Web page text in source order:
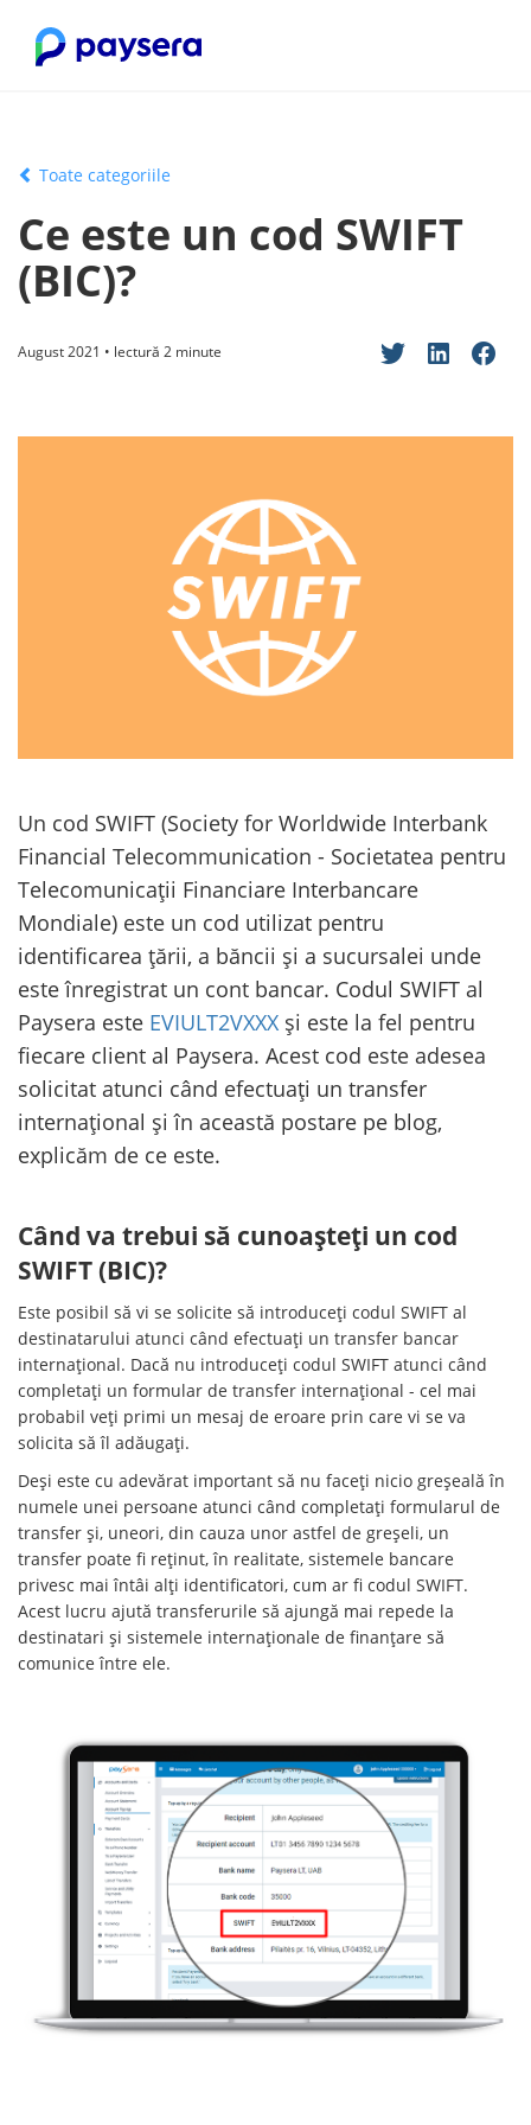
Toate categoriile
Ce este un cod SWIFT
(BIC)?
August 2021 • lectură 2 minute
Un cod SWIFT (Society for Worldwide Interbank
Financial Telecommunication - Societatea pentru
Telecomunicații Financiare Interbancare
Mondiale) este un cod utilizat pentru
identificarea țării, a băncii și a sucursalei unde
este înregistrat un cont bancar. Codul SWIFT al
Paysera este EVIULT2VXXX și este la fel pentru
fiecare client al Paysera. Acest cod este adesea
solicitat atunci când efectuați un transfer
internațional și în această postare pe blog,
explicăm de ce este.
Când va trebui să cunoașteți un cod
SWIFT (BIC)?
Este posibil să vi se solicite să introduceți codul SWIFT al
destinatarului atunci când efectuați un transfer bancar
internațional. Dacă nu introduceți codul SWIFT atunci când
completați un formular de transfer internațional - cel mai
probabil veți primi un mesaj de eroare prin care vi se va
solicita să îl adăugați.
Deși este cu adevărat important să nu faceți nicio greșeală în
numele unei persoane atunci când completați formularul de
transfer și, uneori, din cauza unor astfel de greșeli, un
transfer poate fi reținut, în realitate, sistemele bancare
privesc mai întâi alți identificatori, cum ar fi codul SWIFT.
Acest lucru ajută transferurile să ajungă mai repede la
destinatari și sistemele internaționale de finanțare să
comunice între ele.